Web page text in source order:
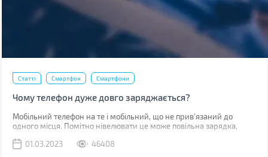
Статті Смартфон Смартфони
Чому телефон дуже довго заряджається?
Мобільний телефон на те і мобільний, що не прив'язаний до
одного місця. Помітно нівелювати це може повільна зарядка,
01.03.2023
46408